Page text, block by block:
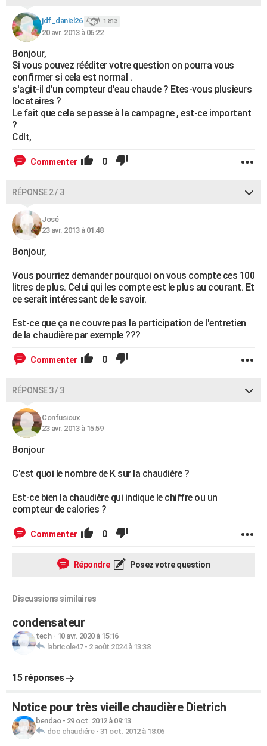
COPAINS D'AVANT
S'inscrire
Se connecter
Lycées
Collèges
Primaires
Universités
Entreprises
Service militaire
Avis de recherche
AVIS DE DÉCÈS
FORUM
Bricolage
Lifestyle
Culture
Sport
Auto
Television
Voyage
Cinema
jdf_daniel26 1 813
20 avr. 2013 à 06:22
Bonjour,
Si vous pouvez rééditer votre question on pourra vous
confirmer si cela est normal .
s'agit-il d'un compteur d'eau chaude ? Etes-vous plusieurs
locataires ?
Le fait que cela se passe à la campagne , est-ce important
?
Cdlt,
Commenter 0
RÉPONSE 2 / 3
José
23 avr. 2013 à 01:48
Bonjour,
Vous pourriez demander pourquoi on vous compte ces 100
litres de plus. Celui qui les compte est le plus au courant. Et
ce serait intéressant de le savoir.
Est-ce que ça ne couvre pas la participation de l'entretien
de la chaudière par exemple ???
Commenter 0
RÉPONSE 3 / 3
Confusioux
23 avr. 2013 à 15:59
Bonjour
C'est quoi le nombre de K sur la chaudière ?
Est-ce bien la chaudière qui indique le chiffre ou un
compteur de calories ?
Commenter 0
Répondre Posez votre question
Discussions similaires
condensateur
tech- 10 avr. 2020 à 15:16
labricole47- 2 août 2024 à 13:38
15 réponses
Notice pour très vieille chaudière Dietrich
bendao- 29 oct. 2012 à 09:13
doc chaudiére- 31 oct. 2012 à 18:06